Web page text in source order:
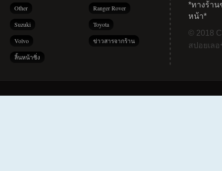
Other Ranger Rover
Suzuki Toyota
Volvo ข่าวสารจากร้าน
ลิ้นหน้าซิ่ง
*ทางร้าน
หน้า*
© 2018
สปอยเล